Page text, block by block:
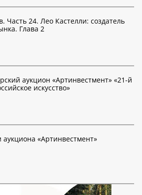
Часть 24. Лео Кастелли: создатель
Глава 2
аукцион «Артинвестмент» «21-й
искусство»
«Артинвестмент»